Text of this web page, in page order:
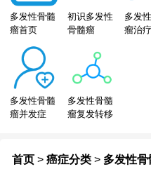
多发性骨髓
瘤首页
初识多发性
骨髓瘤
多发
瘤治疗
多发性骨髓
瘤并发症
多发性骨髓
瘤复发转移
首页 > 癌症分类 > 多发性骨